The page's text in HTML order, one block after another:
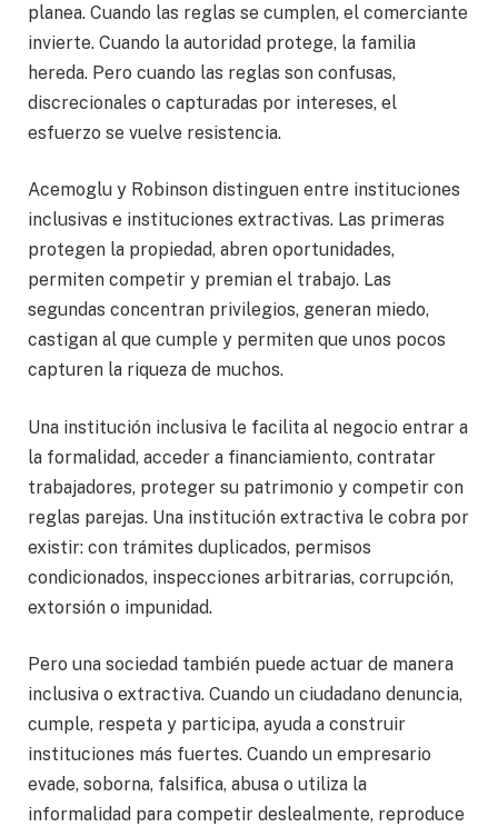
planea. Cuando las reglas se cumplen, el comerciante
invierte. Cuando la autoridad protege, la familia
hereda. Pero cuando las reglas son confusas,
discrecionales o capturadas por intereses, el
esfuerzo se vuelve resistencia.
Acemoglu y Robinson distinguen entre instituciones
inclusivas e instituciones extractivas. Las primeras
protegen la propiedad, abren oportunidades,
permiten competir y premian el trabajo. Las
segundas concentran privilegios, generan miedo,
castigan al que cumple y permiten que unos pocos
capturen la riqueza de muchos.
Una institución inclusiva le facilita al negocio entrar a
la formalidad, acceder a financiamiento, contratar
trabajadores, proteger su patrimonio y competir con
reglas parejas. Una institución extractiva le cobra por
existir: con trámites duplicados, permisos
condicionados, inspecciones arbitrarias, corrupción,
extorsión o impunidad.
Pero una sociedad también puede actuar de manera
inclusiva o extractiva. Cuando un ciudadano denuncia,
cumple, respeta y participa, ayuda a construir
instituciones más fuertes. Cuando un empresario
evade, soborna, falsifica, abusa o utiliza la
informalidad para competir deslealmente, reproduce